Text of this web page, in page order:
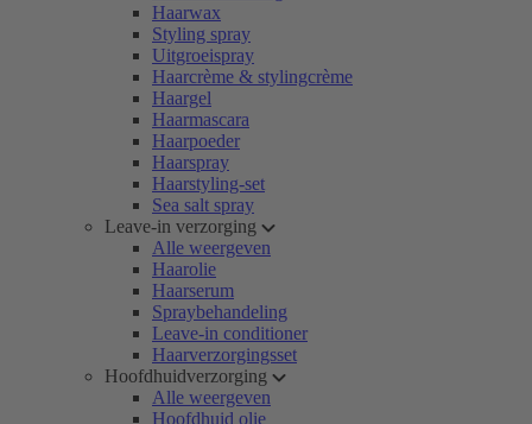
Haarwax
Styling spray
Uitgroeispray
Haarcrème & stylingcrème
Haargel
Haarmascara
Haarpoeder
Haarspray
Haarstyling-set
Sea salt spray
Leave-in verzorging
Alle weergeven
Haarolie
Haarserum
Spraybehandeling
Leave-in conditioner
Haarverzorgingsset
Hoofdhuidverzorging
Alle weergeven
Hoofdhuid olie